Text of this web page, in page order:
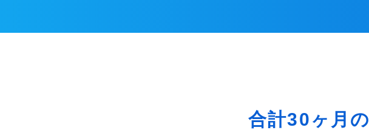
合計30ヶ月の